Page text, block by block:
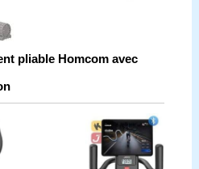
pliable Homcom avec